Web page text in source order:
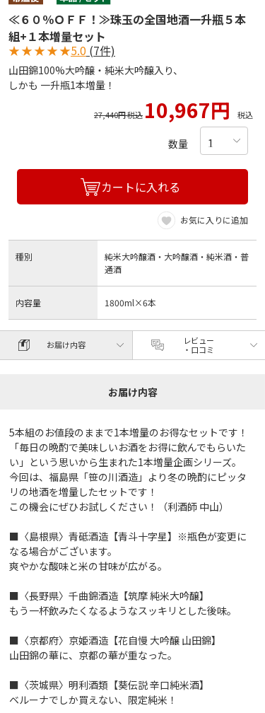
≪６０％ＯＦＦ！≫珠玉の全国地酒一升瓶５本
組+１本増量セット
★★★★★5.0 (7件)
山田錦100%大吟醸・純米大吟醸入り、
しかも 一升瓶1本増量！
27,440円 税込 10,967円 税込
数量
カートに入れる
お気に入りに追加
種別
純米大吟醸酒・大吟醸酒・純米酒・普
通酒
内容量 1800ml×6本
お届け内容
レビュー
・口コミ
お届け内容
5本組のお値段のままで1本増量のお得なセットです！
「毎日の晩酌で美味しいお酒をお得に飲んでもらいた
い」という思いから生まれた1本増量企画シリーズ。
今回は、福島県「笹の川酒造」より冬の晩酌にピッタ
リの地酒を増量したセットです！
この機会にぜひお試しください！（利酒師 中山）
■〈島根県〉青砥酒造【青斗十字星】※瓶色が変更に
なる場合がございます。
爽やかな酸味と米の甘味が広がる。
■〈長野県〉千曲錦酒造【筑摩 純米大吟醸】
もう一杯飲みたくなるようなスッキリとした後味。
■〈京都府〉京姫酒造【花自慢 大吟醸 山田錦】
山田錦の華に、京都の華が重なった。
■〈茨城県〉明利酒類【葵伝説 辛口純米酒】
ベルーナでしか買えない、限定純米！